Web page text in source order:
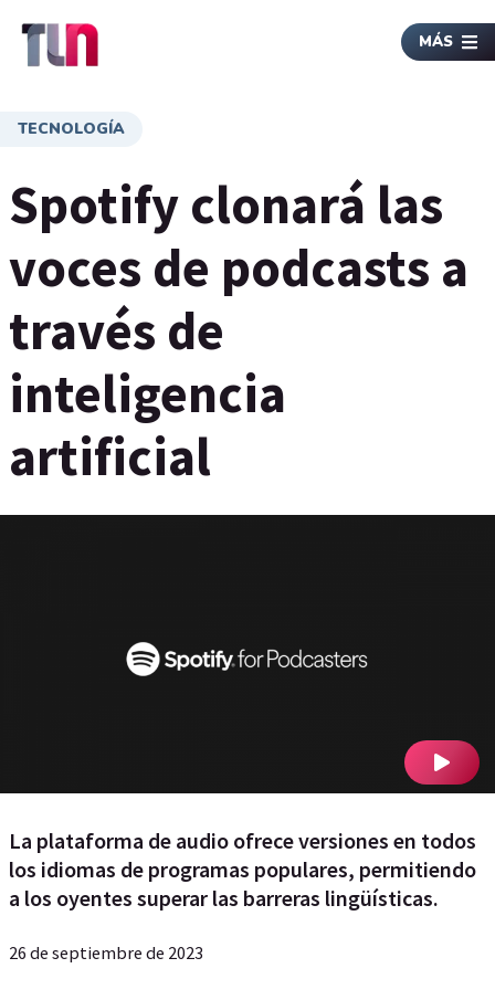
MÁS
TECNOLOGÍA
Spotify clonará las
voces de podcasts a
través de
inteligencia
artificial
La plataforma de audio ofrece versiones en todos
los idiomas de programas populares, permitiendo
a los oyentes superar las barreras lingüísticas.
26 de septiembre de 2023